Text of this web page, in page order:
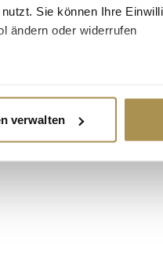
Sie können Ihre
ändern oder widerrufen
werden, und legen
weiter. Unsere
verwalten